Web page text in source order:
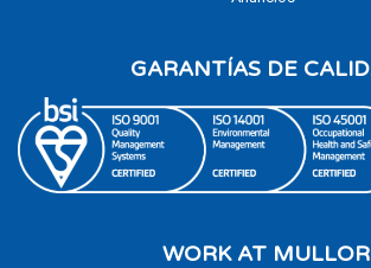
GARANTÍAS DE
WORK AT MULLOR